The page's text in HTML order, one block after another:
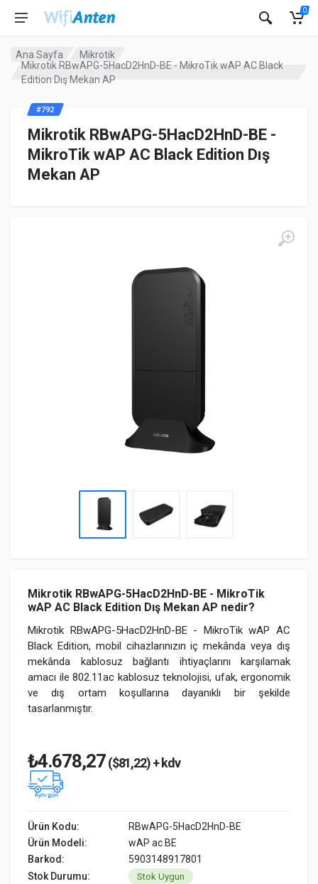
0
Ana Sayfa
Mikrotik
Mikrotik RBwAPG-5HacD2HnD-BE - MikroTik wAP AC Black
Edition Dış Mekan AP
Mikrotik RBwAPG-5HacD2HnD-BE -
MikroTik wAP AC Black Edition Dış
Mekan AP
Mikrotik RBwAPG-5HacD2HnD-BE - MikroTik
wAP AC Black Edition Dış Mekan AP nedir?
Mikrotik RBwAPG-5HacD2HnD-BE - MikroTik wAP AC
Black Edition, mobil cihazlarınızın iç mekânda veya dış
mekânda kablosuz bağlantı ihtiyaçlarını karşılamak
amacı ile 802.11ac kablosuz teknolojisi, ufak, ergonomik
ve dış ortam koşullarına dayanıklı bir şekilde
tasarlanmıştır.
#792
₺4.678,27 ($81,22) + kdv
Ürün Kodu:
RBwAPG-5HacD2HnD-BE
Ürün Modeli:
wAP ac BE
Barkod:
5903148917801
Stok Durumu:
Stok Uygun